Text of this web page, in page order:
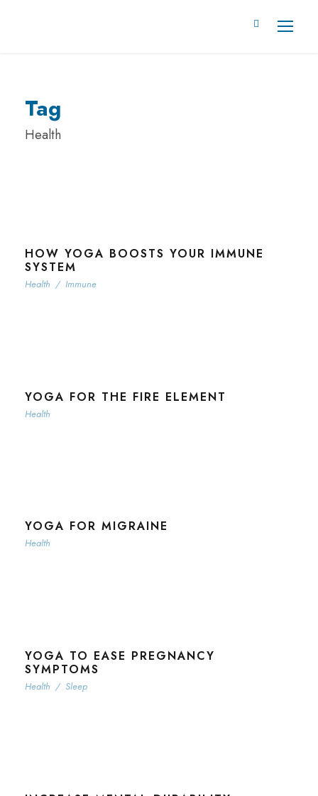
Tag
Health
HOW YOGA BOOSTS YOUR IMMUNE
SYSTEM
Health / Immune
YOGA FOR THE FIRE ELEMENT
Health
YOGA FOR MIGRAINE
Health
YOGA TO EASE PREGNANCY
SYMPTOMS
Health / Sleep